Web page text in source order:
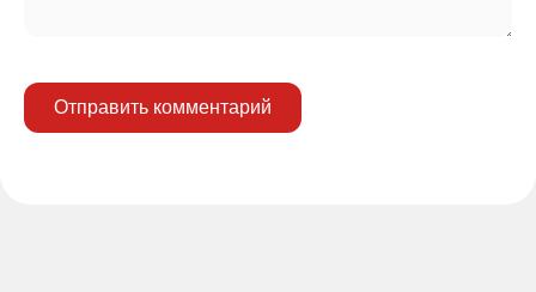
Отправить комментарий